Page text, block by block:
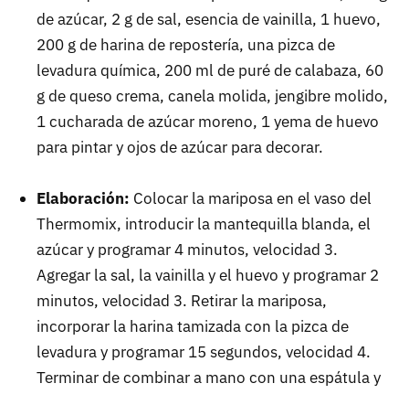
de azúcar, 2 g de sal, esencia de vainilla, 1 huevo,
200 g de harina de repostería, una pizca de
levadura química, 200 ml de puré de calabaza, 60
g de queso crema, canela molida, jengibre molido,
1 cucharada de azúcar moreno, 1 yema de huevo
para pintar y ojos de azúcar para decorar.
Elaboración: Colocar la mariposa en el vaso del
Thermomix, introducir la mantequilla blanda, el
azúcar y programar 4 minutos, velocidad 3.
Agregar la sal, la vainilla y el huevo y programar 2
minutos, velocidad 3. Retirar la mariposa,
incorporar la harina tamizada con la pizca de
levadura y programar 15 segundos, velocidad 4.
Terminar de combinar a mano con una espátula y